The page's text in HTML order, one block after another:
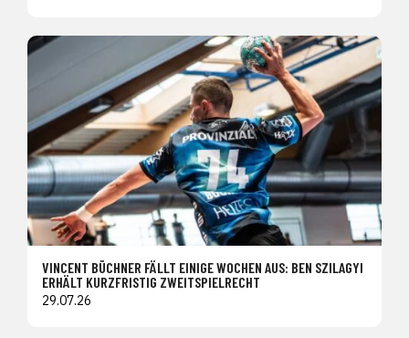
VINCENT BÜCHNER FÄLLT EINIGE WOCHEN AUS: BEN SZILAGYI
ERHÄLT KURZFRISTIG ZWEITSPIELRECHT
29.07.26